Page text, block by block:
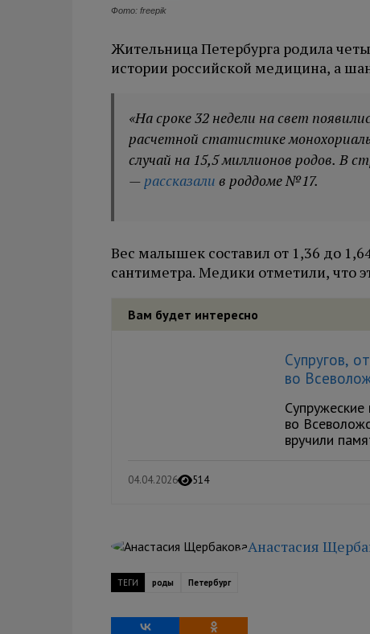
Фото: freepik
Жительница Петербурга родила
истории российской медицина, а
«На сроке 32 недели на свет
расчетной статистике
случай на 15,5 миллионов родов. В
— рассказали в роддоме №17.
Вес малышек составил от 1,36 до
сантиметра. Медики отметили, что
Вам будет интересно
Супругов,
во
во
вручили
04.04.2026 514
Анастасия
ТЕГИ роды Петербург